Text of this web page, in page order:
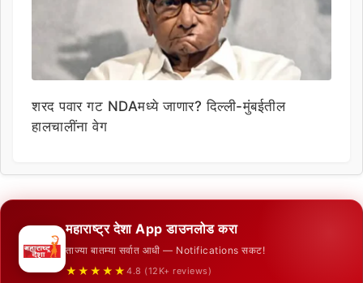
शरद पवार गट NDAमध्ये जाणार? दिल्ली-मुंबईतील
हालचालींना वेग
महाराष्ट्र देशा App डाउनलोड करा
ताज्या बातम्या सर्वात आधी — Notifications सकट!
★★★★★ 4.8 (12K+ reviews)